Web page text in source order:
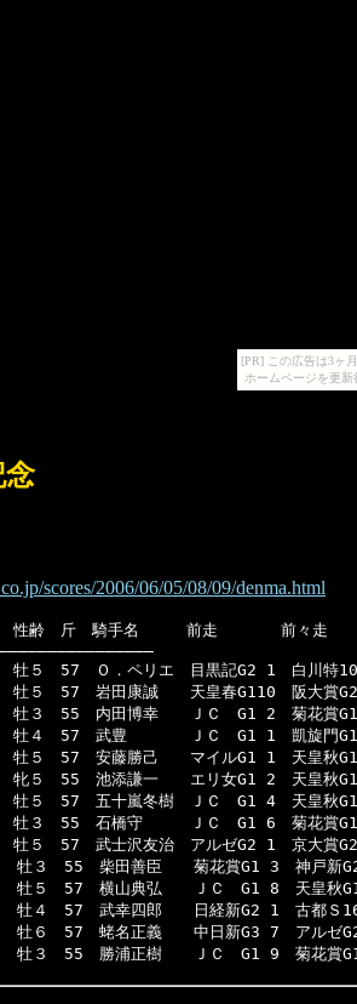
[PR] この広告は3ヶ
ホームページを更
念
scores/2006/06/05/08/09/denma.html
性齢　斤　騎手名　　　前走　　　　前々走
牡５　57　Ｏ．ペリエ　目黒記G2 1　白川特
牡５　57　岩田康誠　　天皇春G110　阪大賞
牡３　55　内田博幸　　ＪＣ　G1 2　菊花賞
牡４　57　武豊　　　　ＪＣ　G1 1　凱旋門
牡５　57　安藤勝己　　マイルG1 1　天皇秋
牝５　55　池添謙一　　エリ女G1 2　天皇秋
牡５　57　五十嵐冬樹　ＪＣ　G1 4　天皇秋
牡３　55　石橋守　　　ＪＣ　G1 6　菊花賞
牡５　57　武士沢友治　アルゼG2 1　京大賞
牡３　55　柴田善臣　　菊花賞G1 3　神戸新
牡５　57　横山典弘　　ＪＣ　G1 8　天皇秋
牡４　57　武幸四郎　　日経新G2 1　古都Ｓ
牡６　57　蛯名正義　　中日新G3 7　アルゼ
牡３　55　勝浦正樹　　ＪＣ　G1 9　菊花賞